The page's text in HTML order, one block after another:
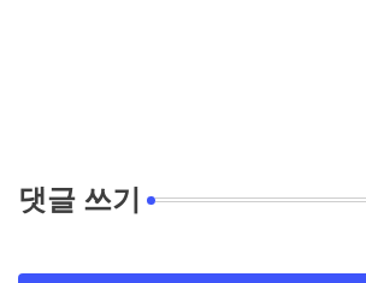
댓글 쓰기